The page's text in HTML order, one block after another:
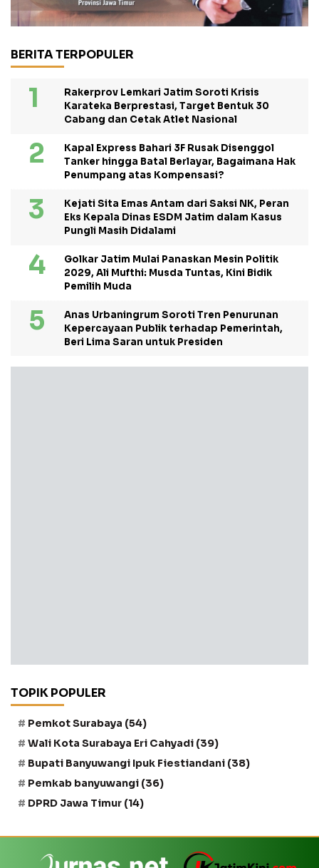
BERITA TERPOPULER
Rakerprov Lemkari Jatim Soroti Krisis
Karateka Berprestasi, Target Bentuk 30
Cabang dan Cetak Atlet Nasional
Kapal Express Bahari 3F Rusak Disenggol
Tanker hingga Batal Berlayar, Bagaimana Hak
Penumpang atas Kompensasi?
Kejati Sita Emas Antam dari Saksi NK, Peran
Eks Kepala Dinas ESDM Jatim dalam Kasus
Pungli Masih Didalami
Golkar Jatim Mulai Panaskan Mesin Politik
2029, Ali Mufthi: Musda Tuntas, Kini Bidik
Pemilih Muda
Anas Urbaningrum Soroti Tren Penurunan
Kepercayaan Publik terhadap Pemerintah,
Beri Lima Saran untuk Presiden
TOPIK POPULER
Pemkot Surabaya (54)
Wali Kota Surabaya Eri Cahyadi (39)
Bupati Banyuwangi Ipuk Fiestiandani (38)
Pemkab banyuwangi (36)
DPRD Jawa Timur (14)